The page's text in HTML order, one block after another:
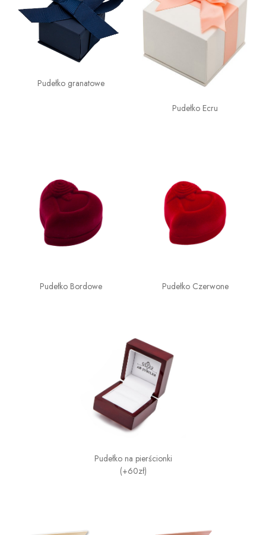
Pudełko granatowe
Pudełko Ecru
Pudełko Bordowe Pudełko Czerwone
Pudełko na pierścionki
(+60zł)